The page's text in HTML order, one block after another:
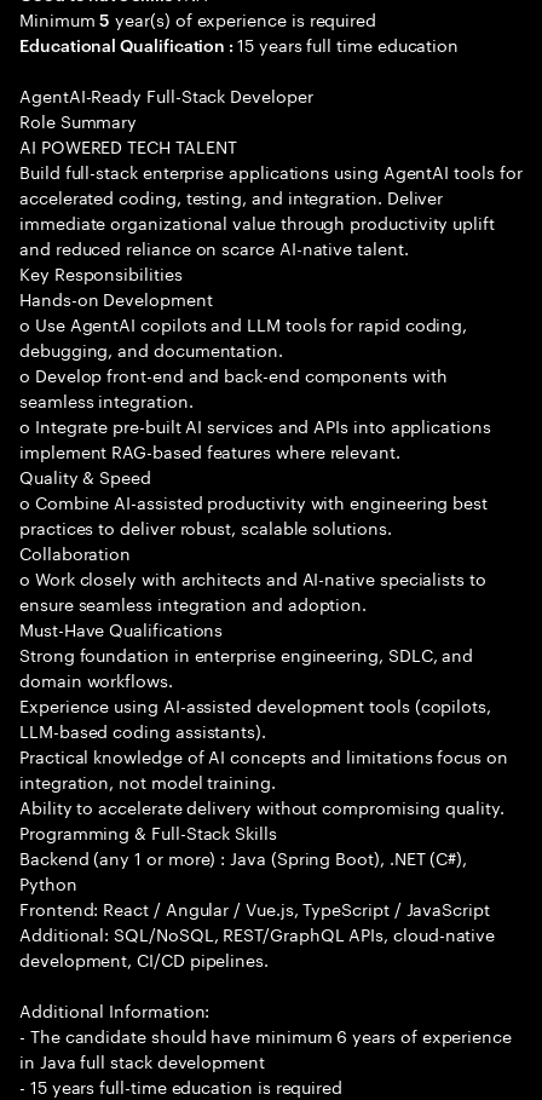
Minimum5 year(s) of experience is required
Educational Qualification :15 years full time education
AgentAI-Ready Full-Stack Developer
Role Summary
AI POWERED TECH TALENT
Build full-stack enterprise applications using AgentAI tools for
accelerated coding, testing, and integration. Deliver
immediate organizational value through productivity uplift
and reduced reliance on scarce AI-native talent.
Key Responsibilities
Hands-on Development
o Use AgentAI copilots and LLM tools for rapid coding,
debugging, and documentation.
o Develop front-end and back-end components with
seamless integration.
o Integrate pre-built AI services and APIs into applications
implement RAG-based features where relevant.
Quality & Speed
o Combine AI-assisted productivity with engineering best
practices to deliver robust, scalable solutions.
Collaboration
o Work closely with architects and AI-native specialists to
ensure seamless integration and adoption.
Must-Have Qualifications
Strong foundation in enterprise engineering, SDLC, and
domain workflows.
Experience using AI-assisted development tools (copilots,
LLM-based coding assistants).
Practical knowledge of AI concepts and limitations focus on
integration, not model training.
Ability to accelerate delivery without compromising quality.
Programming & Full-Stack Skills
Backend (any 1 or more) : Java (Spring Boot), .NET (C#),
Python
Frontend: React / Angular / Vue.js, TypeScript / JavaScript
Additional: SQL/NoSQL, REST/GraphQL APIs, cloud-native
development, CI/CD pipelines.
Additional Information:
- The candidate should have minimum 6 years of experience
in Java full stack development
- 15 years full-time education is required